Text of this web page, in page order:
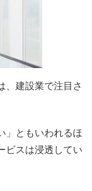
、建設業で注目さ
」ともいわれるほ
ビスは浸透してい